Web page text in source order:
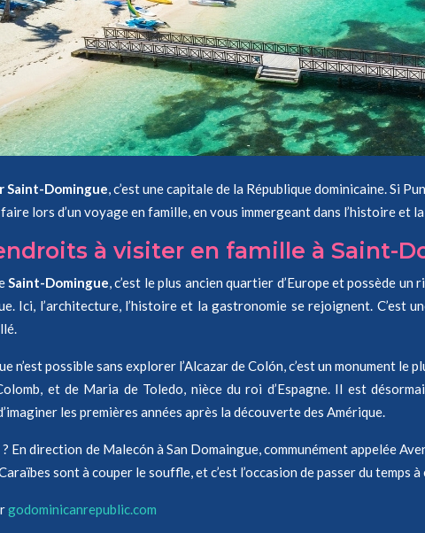
Saint-Domingue, c’est une capitale de la République dominicaine. Si
lors d’un voyage en famille, en vous immergeant dans l’histoire et
à visiter en famille à Saint-
Saint-Domingue, c’est le plus ancien quartier d’Europe et possède
Ici, l’architecture, l’histoire et la gastronomie se rejoignent. C’est
n’est possible sans explorer l’Alcazar de Colón, c’est un monument
et de Maria de Toledo, nièce du roi d’Espagne. Il est
les premières années après la découverte des Amérique.
? En direction de Malecón à San Domaingue, communément appelée
sont à couper le souffle, et c’est l’occasion de passer du
godominicanrepublic.com